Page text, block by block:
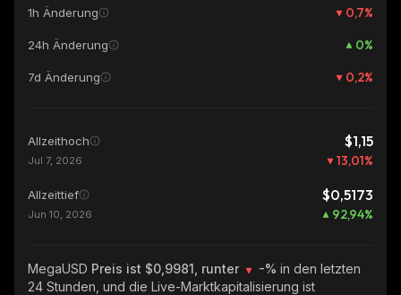
1h Änderung 0,7%
24h Änderung 0%
7d Änderung 0,2%
Allzeithoch $1,15
Jul 7, 2026 13,01%
Allzeittief $0,5173
Jun 10, 2026 92,94%
MegaUSD Preis ist $0,9981, runter -% in den letzten
24 Stunden, und die Live-Marktkapitalisierung ist